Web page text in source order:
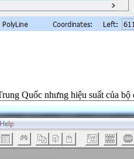
Quốc nhưng hiệu suất của